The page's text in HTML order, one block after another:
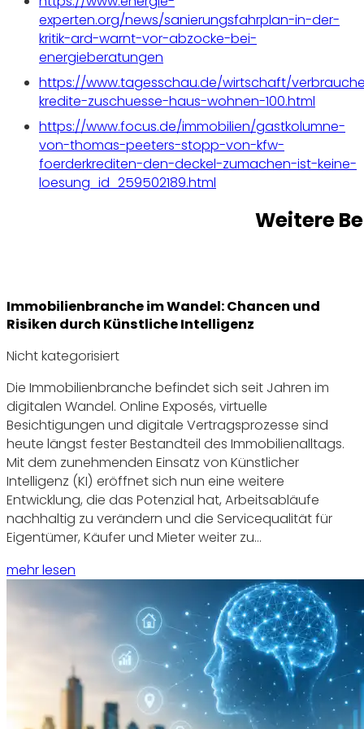
experten.org/news/sanierungsfahrplan-in-der-
kritik-ard-warnt-vor-abzocke-bei-
energieberatungen
https://www.tagesschau.de/wirtschaft/
kredite-zuschuesse-haus-wohnen-100.html
https://www.focus.de/immobilien/gastkolumne-
von-thomas-peeters-stopp-von-kfw-
foerderkrediten-den-deckel-zumachen-ist-keine-
loesung_id_259502189.html
Weitere
Immobilienbranche im Wandel: Chancen und
Risiken durch Künstliche Intelligenz
Nicht kategorisiert
Die Immobilienbranche befindet sich seit Jahren im
digitalen Wandel. Online Exposés, virtuelle
Besichtigungen und digitale Vertragsprozesse sind
heute längst fester Bestandteil des Immobilienalltags.
Mit dem zunehmenden Einsatz von Künstlicher
Intelligenz (KI) eröffnet sich nun eine weitere
Entwicklung, die das Potenzial hat, Arbeitsabläufe
nachhaltig zu verändern und die Servicequalität für
Eigentümer, Käufer und Mieter weiter zu…
mehr lesen